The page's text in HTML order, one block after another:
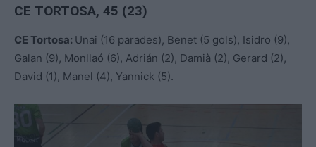
CE TORTOSA, 45 (23)
CE Tortosa: Unai (16 parades), Benet (5 gols), Isidro (9),
Galan (9), Monllaó (6), Adrián (2), Damià (2), Gerard (2),
David (1), Manel (4), Yannick (5).